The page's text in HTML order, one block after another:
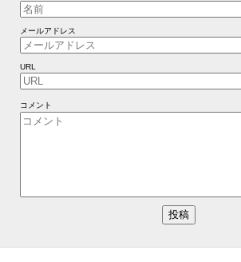
メールアドレス
URL
コメント